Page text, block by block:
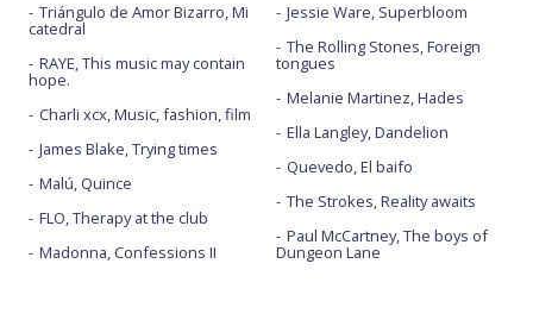
Triángulo de Amor Bizarro, Mi
catedral
RAYE, This music may contain
hope.
Charli xcx, Music, fashion, film
James Blake, Trying times
Malú, Quince
FLO, Therapy at the club
Madonna, Confessions II
Jessie Ware, Superbloom
The Rolling Stones, Foreign
tongues
Melanie Martinez, Hades
Ella Langley, Dandelion
Quevedo, El baifo
The Strokes, Reality awaits
Paul McCartney, The boys of
Dungeon Lane